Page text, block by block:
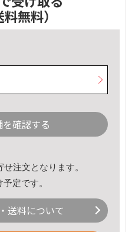
料無料）
確認する
注文となります。
定です。
送料について